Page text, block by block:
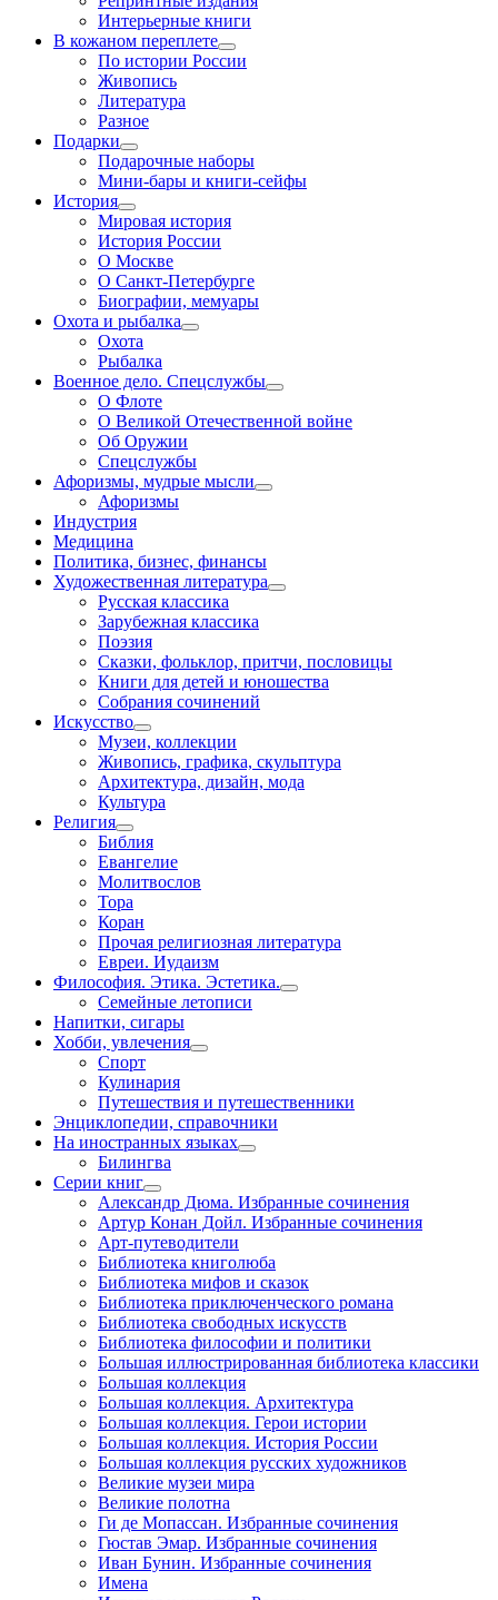
Интерьерные книги
В кожаном переплете
По истории России
Живопись
Литература
Разное
Подарки
Подарочные наборы
Мини-бары и книги-сейфы
История
Мировая история
История России
О Москве
О Санкт-Петербурге
Биографии, мемуары
Охота и рыбалка
Охота
Рыбалка
Военное дело. Спецслужбы
О Флоте
О Великой Отечественной войне
Об Оружии
Спецслужбы
Афоризмы, мудрые мысли
Афоризмы
Индустрия
Медицина
Политика, бизнес, финансы
Художественная литература
Русская классика
Зарубежная классика
Поэзия
Сказки, фольклор, притчи, пословицы
Книги для детей и юношества
Собрания сочинений
Искусство
Музеи, коллекции
Живопись, графика, скульптура
Архитектура, дизайн, мода
Культура
Религия
Библия
Евангелие
Молитвослов
Тора
Коран
Прочая религиозная литература
Евреи. Иудаизм
Философия. Этика. Эстетика.
Семейные летописи
Напитки, сигары
Хобби, увлечения
Спорт
Кулинария
Путешествия и путешественники
Энциклопедии, справочники
На иностранных языках
Билингва
Серии книг
Александр Дюма. Избранные сочинения
Артур Конан Дойл. Избранные сочинения
Арт-путеводители
Библиотека книголюба
Библиотека мифов и сказок
Библиотека приключенческого романа
Библиотека свободных искусств
Библиотека философии и политики
Большая иллюстрированная библиотека классики
Большая коллекция
Большая коллекция. Архитектура
Большая коллекция. Герои истории
Большая коллекция. История России
Большая коллекция русских художников
Великие музеи мира
Великие полотна
Ги де Мопассан. Избранные сочинения
Гюстав Эмар. Избранные сочинения
Иван Бунин. Избранные сочинения
Имена